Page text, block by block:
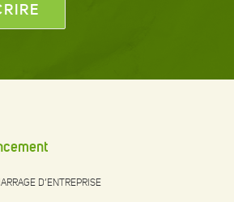
D’ENTREPRISE